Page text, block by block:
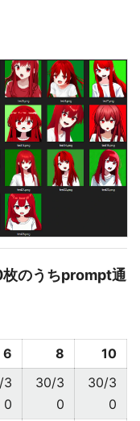
のうちprompt通
6 8 10
3
0
30/3
0
30/3
0